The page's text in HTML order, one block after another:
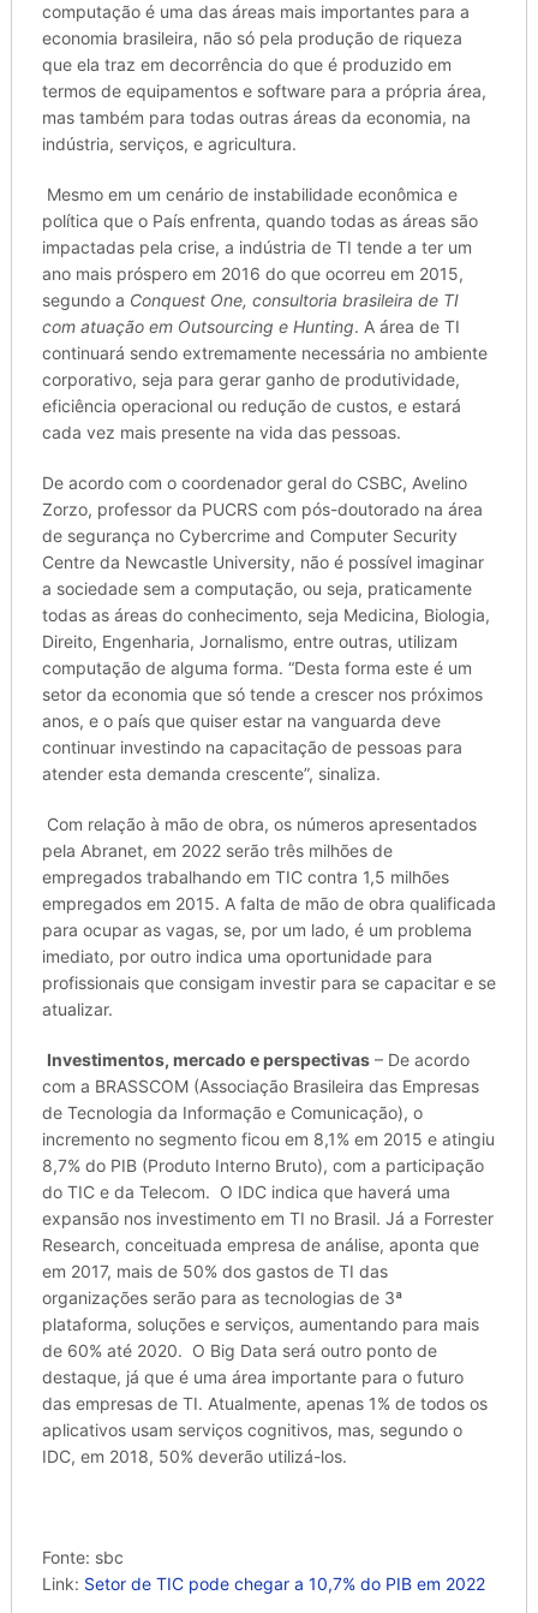
computação é uma das áreas mais importantes para a
economia brasileira, não só pela produção de riqueza
que ela traz em decorrência do que é produzido em
termos de equipamentos e software para a própria área,
mas também para todas outras áreas da economia, na
indústria, serviços, e agricultura.
Mesmo em um cenário de instabilidade econômica e
política que o País enfrenta, quando todas as áreas são
impactadas pela crise, a indústria de TI tende a ter um
ano mais próspero em 2016 do que ocorreu em 2015,
segundo a Conquest One, consultoria brasileira de TI
com atuação em Outsourcing e Hunting. A área de TI
continuará sendo extremamente necessária no ambiente
corporativo, seja para gerar ganho de produtividade,
eficiência operacional ou redução de custos, e estará
cada vez mais presente na vida das pessoas.
De acordo com o coordenador geral do CSBC, Avelino
Zorzo, professor da PUCRS com pós-doutorado na área
de segurança no Cybercrime and Computer Security
Centre da Newcastle University, não é possível imaginar
a sociedade sem a computação, ou seja, praticamente
todas as áreas do conhecimento, seja Medicina, Biologia,
Direito, Engenharia, Jornalismo, entre outras, utilizam
computação de alguma forma. “Desta forma este é um
setor da economia que só tende a crescer nos próximos
anos, e o país que quiser estar na vanguarda deve
continuar investindo na capacitação de pessoas para
atender esta demanda crescente”, sinaliza.
Com relação à mão de obra, os números apresentados
pela Abranet, em 2022 serão três milhões de
empregados trabalhando em TIC contra 1,5 milhões
empregados em 2015. A falta de mão de obra qualificada
para ocupar as vagas, se, por um lado, é um problema
imediato, por outro indica uma oportunidade para
profissionais que consigam investir para se capacitar e se
atualizar.
Investimentos, mercado e perspectivas– De acordo
com a BRASSCOM (Associação Brasileira das Empresas
de Tecnologia da Informação e Comunicação), o
incremento no segmento ficou em 8,1% em 2015 e atingiu
8,7% do PIB (Produto Interno Bruto), com a participação
do TIC e da Telecom. O IDC indica que haverá uma
expansão nos investimento em TI no Brasil. Já a Forrester
Research, conceituada empresa de análise, aponta que
em 2017, mais de 50% dos gastos de TI das
organizações serão para as tecnologias de 3ª
plataforma, soluções e serviços, aumentando para mais
de 60% até 2020. O Big Data será outro ponto de
destaque, já que é uma área importante para o futuro
das empresas de TI. Atualmente, apenas 1% de todos os
aplicativos usam serviços cognitivos, mas, segundo o
IDC, em 2018, 50% deverão utilizá-los.
Fonte: sbc
Link: Setor de TIC pode chegar a 10,7% do PIB em 2022